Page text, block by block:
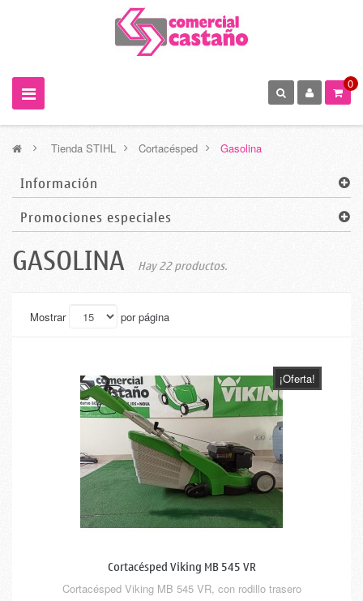
0
> Tienda STIHL > Cortacésped > Gasolina
Información
Promociones especiales
GASOLINA Hay 22 productos.
Mostrar por página
¡Oferta!
Cortacésped Viking MB 545 VR
Cortacésped Viking MB 545 VR, con rodillo trasero